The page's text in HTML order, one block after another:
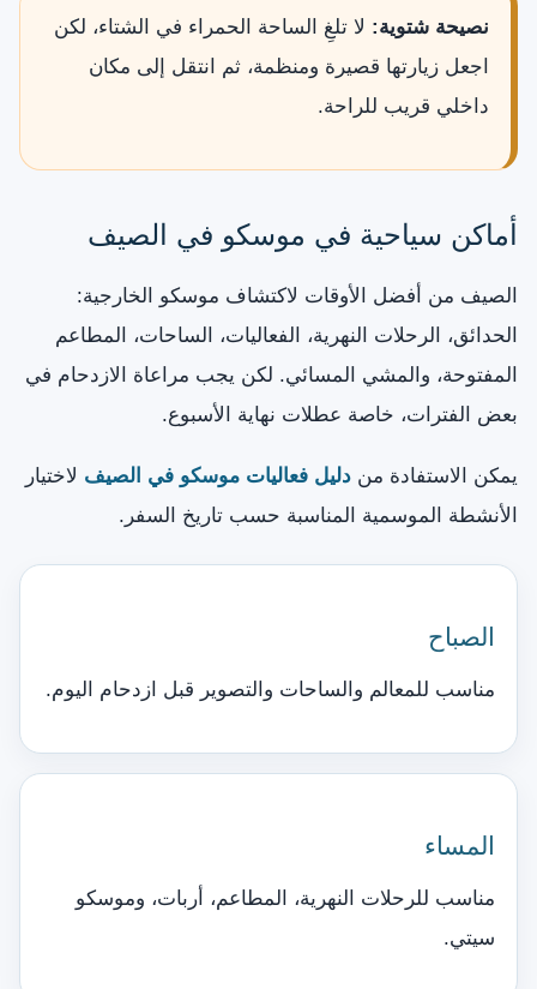
نصيحة شتوية: لا تلغِ الساحة الحمراء في الشتاء، لكن
اجعل زيارتها قصيرة ومنظمة، ثم انتقل إلى مكان
داخلي قريب للراحة.
أماكن سياحية في موسكو في الصيف
الصيف من أفضل الأوقات لاكتشاف موسكو الخارجية:
الحدائق، الرحلات النهرية، الفعاليات، الساحات، المطاعم
المفتوحة، والمشي المسائي. لكن يجب مراعاة الازدحام في
بعض الفترات، خاصة عطلات نهاية الأسبوع.
يمكن الاستفادة من دليل فعاليات موسكو في الصيف لاختيار
الأنشطة الموسمية المناسبة حسب تاريخ السفر.
الصباح
مناسب للمعالم والساحات والتصوير قبل ازدحام اليوم.
المساء
مناسب للرحلات النهرية، المطاعم، أربات، وموسكو
سيتي.